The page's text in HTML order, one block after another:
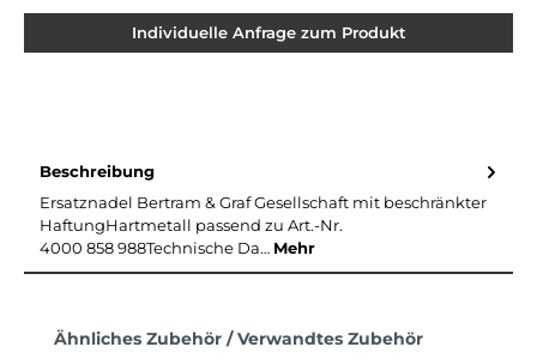
Individuelle Anfrage zum Produkt
Beschreibung
Ersatznadel Bertram & Graf Gesellschaft mit beschränkter
HaftungHartmetall passend zu Art.-Nr.
4000 858 988Technische Da… Mehr
Produktgalerie überspringen
Ähnliches Zubehör / Verwandtes Zubehör